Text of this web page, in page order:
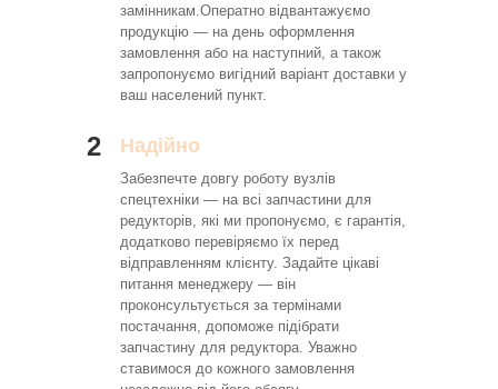
замінникам.Оператно відвантажуємо
продукцію — на день оформлення
замовлення або на наступний, а також
запропонуємо вигідний варіант доставки у
ваш населений пункт.
2 Надійно
Забезпечте довгу роботу вузлів
спецтехніки — на всі запчастини для
редукторів, які ми пропонуємо, є гарантія,
додатково перевіряємо їх перед
відправленням клієнту. Задайте цікаві
питання менеджеру — він
проконсультується за термінами
постачання, допоможе підібрати
запчастину для редуктора. Уважно
ставимося до кожного замовлення